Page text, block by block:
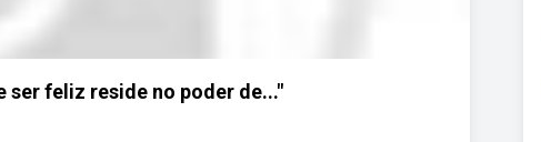
ser feliz reside no poder de..."